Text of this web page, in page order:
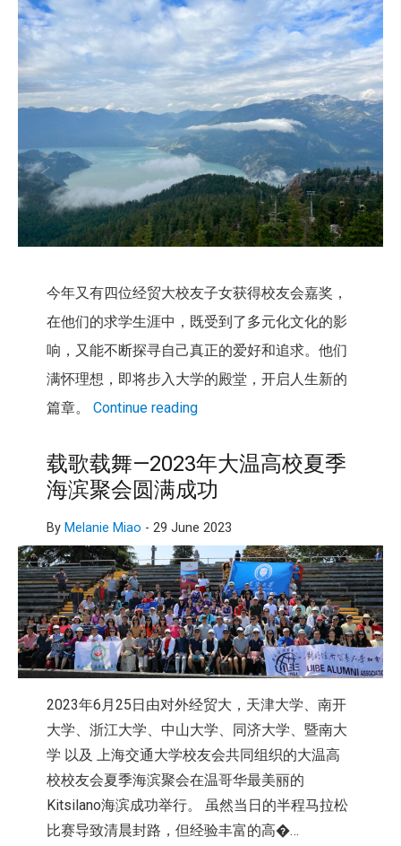
今年又有四位经贸大校友子女获得校友会嘉奖，
在他们的求学生涯中，既受到了多元化文化的影
响，又能不断探寻自己真正的爱好和追求。他们
满怀理想，即将步入大学的殿堂，开启人生新的
篇章。 Continue reading
载歌载舞—2023年大温高校夏季
海滨聚会圆满成功
By Melanie Miao - 29 June 2023
2023年6月25日由对外经贸大，天津大学、南开
大学、浙江大学、中山大学、同济大学、暨南大
学 以及 上海交通大学校友会共同组织的大温高
校校友会夏季海滨聚会在温哥华最美丽的
Kitsilano海滨成功举行。 虽然当日的半程马拉松
比赛导致清晨封路，但经验丰富的高�…